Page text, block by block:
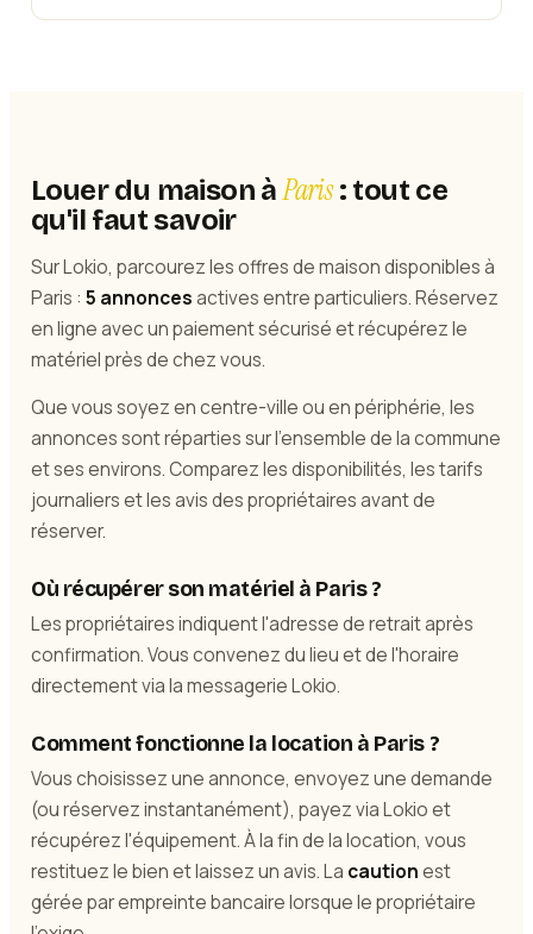
Louer du maison àParis: tout ce
qu'il faut savoir
Sur Lokio, parcourez les offres de maison disponibles à
Paris : 5 annoncesactives entre particuliers. Réservez
en ligne avec un paiement sécurisé et récupérez le
matériel près de chez vous.
Que vous soyez en centre-ville ou en périphérie, les
annonces sont réparties sur l'ensemble de la commune
et ses environs. Comparez les disponibilités, les tarifs
journaliers et les avis des propriétaires avant de
réserver.
Où récupérer son matériel à Paris ?
Les propriétaires indiquent l'adresse de retrait après
confirmation. Vous convenez du lieu et de l'horaire
directement via la messagerie Lokio.
Comment fonctionne la location à Paris ?
Vous choisissez une annonce, envoyez une demande
(ou réservez instantanément), payez via Lokio et
récupérez l'équipement. À la fin de la location, vous
restituez le bien et laissez un avis. La cautionest
gérée par empreinte bancaire lorsque le propriétaire